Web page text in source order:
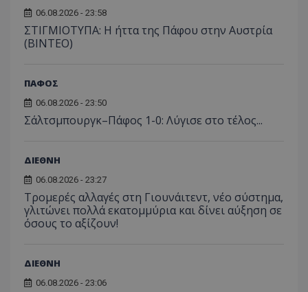
06.08.2026 - 23:58
ΣΤΙΓΜΙΟΤΥΠΑ: Η ήττα της Πάφου στην Αυστρία
(ΒΙΝΤΕΟ)
ΠΑΦΟΣ
06.08.2026 - 23:50
Σάλτσμπουργκ–Πάφος 1-0: Λύγισε στο τέλος...
ΔΙΕΘΝΗ
06.08.2026 - 23:27
Τρομερές αλλαγές στη Γιουνάιτεντ, νέο σύστημα,
γλιτώνει πολλά εκατομμύρια και δίνει αύξηση σε
όσους το αξίζουν!
ΔΙΕΘΝΗ
06.08.2026 - 23:06